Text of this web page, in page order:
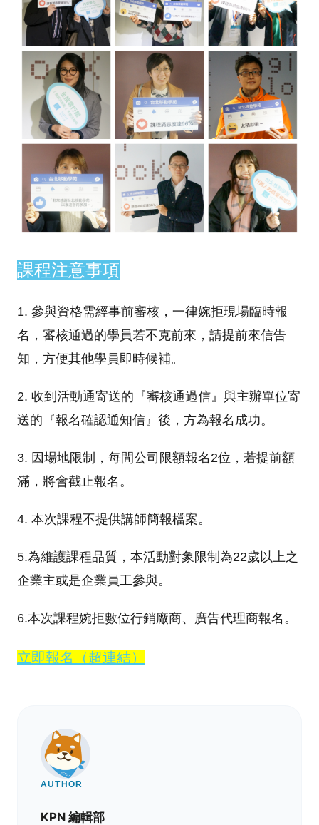
課程注意事項
1. 參與資格需經事前審核，一律婉拒現場臨時報
名，審核通過的學員若不克前來，請提前來信告
知，方便其他學員即時候補。
2. 收到活動通寄送的『審核通過信』與主辦單位寄
送的『報名確認通知信』後，方為報名成功。
3. 因場地限制，每間公司限額報名2位，若提前額
滿，將會截止報名。
4. 本次課程不提供講師簡報檔案。
5.為維護課程品質，本活動對象限制為22歲以上之
企業主或是企業員工參與。
6.本次課程婉拒數位行銷廠商、廣告代理商報名。
立即報名（超連結）
AUTHOR
KPN 編輯部